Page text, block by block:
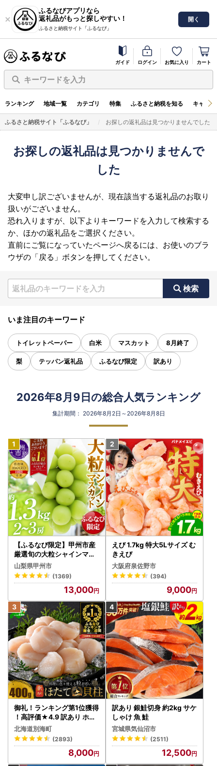
ふるなびアプリなら
返礼品がもっと探しやすい！
ふるさと納税サイト「ふるなび」
開く
ガイド ログイン お気に入り カート
キーワードを入力
ランキング 地域一覧 カテゴリ 特集 ふるさと納税を知る キャン
ふるさと納税サイト「ふるなび」 お探しの返礼品は見つかりませんでした
お探しの返礼品は見つかりませんで
した
大変申し訳ございませんが、現在該当する返礼品のお取り
扱いがございません。
恐れ入りますが、以下よりキーワードを入力して検索する
か、ほかの返礼品をご選択ください。
直前にご覧になっていたページへ戻るには、お使いのブラ
ウザの「戻る」ボタンを押してください。
検索
いま注目のキーワード
トイレットペーパー 白米 マスカット 8月終了
梨 テッパン返礼品 ふるなび限定 訳あり
2026年8月9日の総合人気ランキング
集計期間： 2026年8月2日～2026年8月8日
【ふるなび限定】甲州市産
厳選旬の大粒シャインマス
カット 約1.3kg 2～3房【2
026年発送】（MG）B12-
472 FN-Limited-VO シャ
インマスカット フルーツ
山梨県甲州市
(1369)
13,000
えび 1.7kg 特大5Lサイズ む
きえび
大阪府泉佐野市
(394)
9,000
御礼！ランキング第1位獲得
！高評価★4.9 訳あり ホタ
テ 400g（ほたて 帆立 貝柱
冷凍 ）
北海道別海町
(2893)
8,000
訳あり 銀鮭切身 約2kg サケ
しゃけ 魚 鮭
宮城県気仙沼市
(2511)
12,500